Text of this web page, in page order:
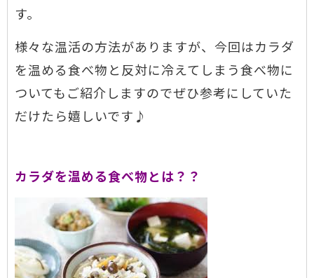
す。
様々な温活の方法がありますが、今回はカラダ
を温める食べ物と反対に冷えてしまう食べ物に
ついてもご紹介しますのでぜひ参考にしていた
だけたら嬉しいです♪
カラダを温める食べ物とは？？